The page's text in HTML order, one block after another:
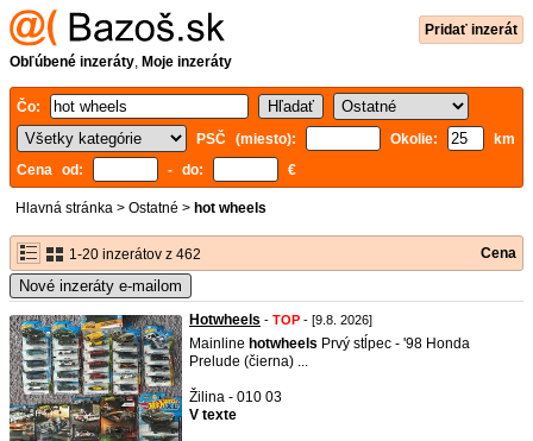
Pridať inzerát
Obľúbené inzeráty, Moje inzeráty
Čo:
PSČ (miesto):
Okolie:
km
Cena od:
- do: €
Hlavná stránka > Ostatné > hot wheels
1-20 inzerátov z 462 Cena
Nové inzeráty e-mailom
Hotwheels - TOP - [9.8. 2026]
Mainline hotwheels Prvý stĺpec - '98 Honda
Prelude (čierna) ...
Žilina - 010 03
V texte